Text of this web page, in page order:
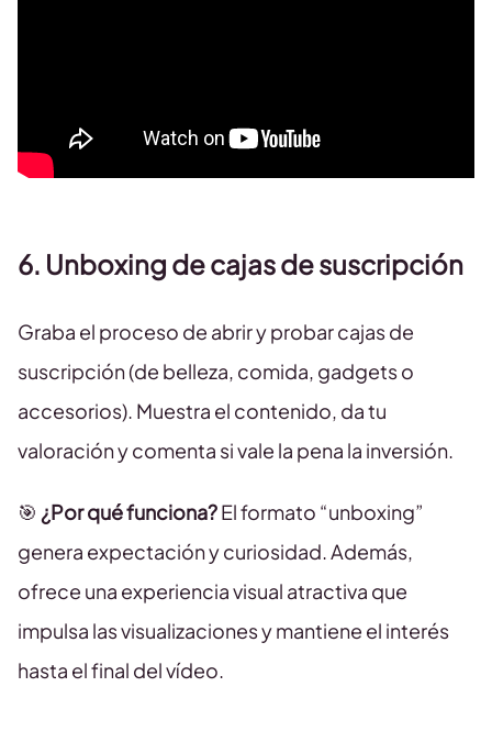
6. Unboxing de cajas de suscripción
Graba el proceso de abrir y probar cajas de
suscripción (de belleza, comida, gadgets o
accesorios). Muestra el contenido, da tu
valoración y comenta si vale la pena la inversión.
🎯 ¿Por qué funciona?El formato “unboxing”
genera expectación y curiosidad. Además,
ofrece una experiencia visual atractiva que
impulsa las visualizaciones y mantiene el interés
hasta el final del vídeo.